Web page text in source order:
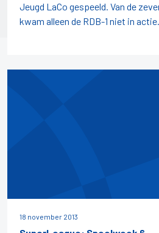
Jeugd LaCo gespeeld. Van de
kwam alleen de RDB-1 niet in
18 november 2013